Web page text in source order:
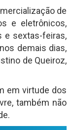
de
e eletrônicos,
e sextas-feiras,
demais dias,
de Queiroz,
em virtude dos
também não